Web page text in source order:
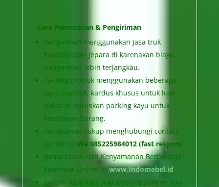
Cara Pemesanan & Pengiriman
Pengiriman menggunakan Jasa truk
Expedisi dari Jepara di karenakan biaya
pengiriman lebih terjangkau.
Packing produk menggunakan beberapa
lapis Foamsit, kardus khusus untuk luar
pulau di haruskan packing kayu untuk
keamanan barang.
Pemesanan cukup menghubungi contact
person di Wa 085225984012 (fast respon)
Kemudahan dan Kenyamanan Berbelanja
Furniture Online diwww.Indomebel.id
Jangan lupa kunjungi website partner kita